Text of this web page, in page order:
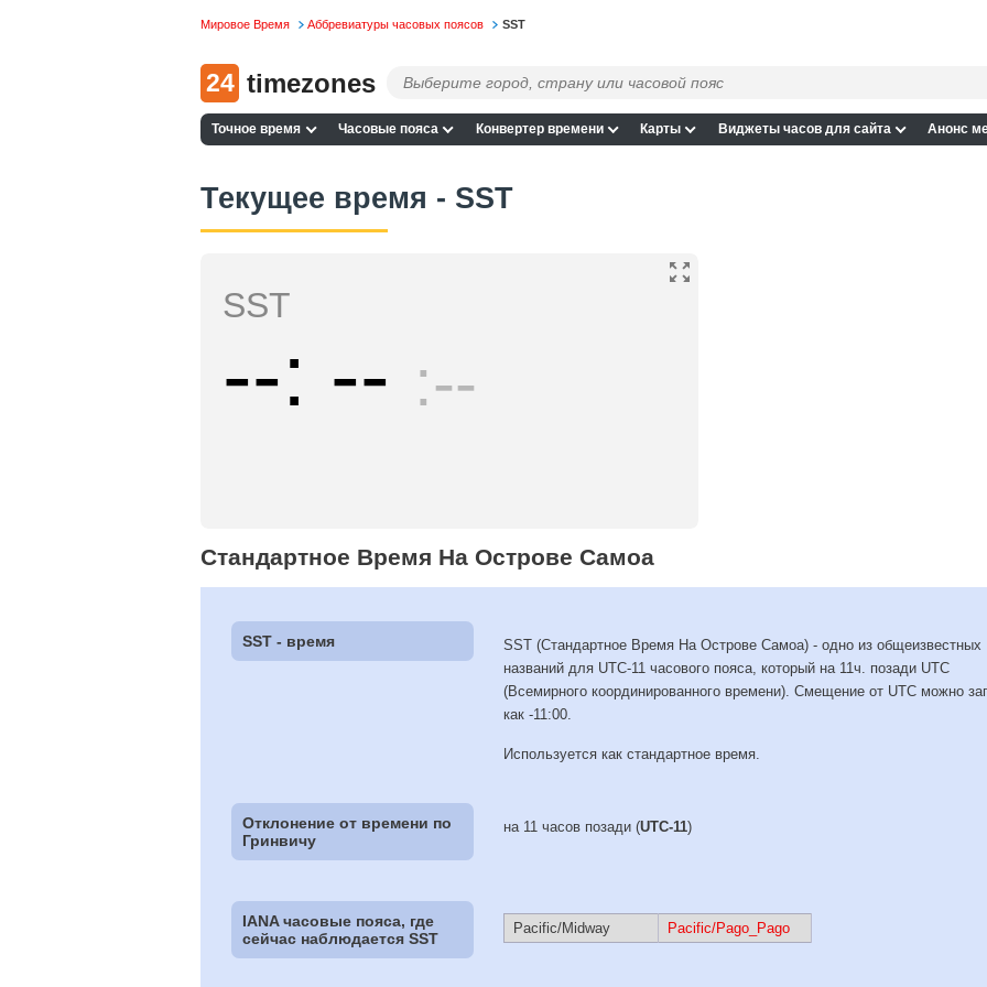
Мировое Время Аббревиатуры часовых поясов SST
24 timezones
Точное время Часовые пояса Конвертер времени Карты Виджеты часов для сайта Анонс
Текущее время - SST
SST
-- -- --
Стандартное Время На Острове Самоа
SST - время
SST (Стандартное Время На Острове Самоа) - одно из общеизвестных
названий для UTC-11 часового пояса, который на 11ч. позади UTC
(Всемирного координированного времени). Смещение от UTC можно
как -11:00.
Используется как стандартное время.
Отклонение от времени по
Гринвичу
на 11 часов позади (UTC-11)
IANA часовые пояса, где
сейчас наблюдается SST
Pacific/Midway Pacific/Pago_Pago